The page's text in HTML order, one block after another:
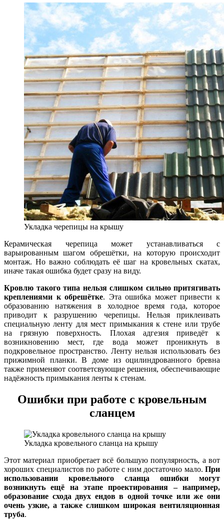
Укладка черепицы на крышу
Керамическая черепица может устанавливаться с
варьированным шагом обрешётки, на которую происходит
монтаж. Но важно соблюдать её шаг на кровельных скатах,
иначе такая ошибка будет сразу на виду.
Кровлю такого типа нельзя слишком сильно притягивать
креплениями к обрешётке. Эта ошибка может привести к
образованию натяжения в холодное время года, которое
приводит к разрушению черепицы. Нельзя приклеивать
специальную ленту для мест примыкания к стене или трубе
на грязную поверхность. Плохая адгезия приведёт к
возникновению мест, где вода может проникнуть в
подкровельное пространство. Ленту нельзя использовать без
прижимной планки. В доме из оцилиндрованного бревна
также применяют соответсвующие решения, обеспечивающие
надёжность примыкания ленты к стенам.
Ошибки при работе с кровельным
сланцем
Укладка кровельного сланца на крышу
Этот материал приобретает всё большую популярность, а вот
хороших специалистов по работе с ним достаточно мало. При
использовании кровельного сланца ошибки могут
возникнуть ещё на этапе проектирования – например,
образование схода двух ендов в одной точке или же они
очень узкие, а также слишком широкая вентиляционная
труба.